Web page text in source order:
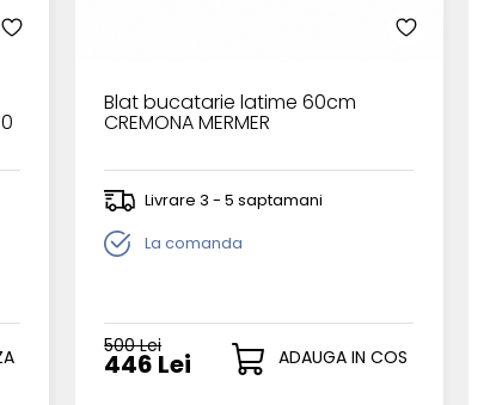
Blat bucatarie latime 60cm
CREMONA MERMER
Livrare 3 - 5 saptamani
La comanda
500 Lei
446 Lei ADAUGA IN COS